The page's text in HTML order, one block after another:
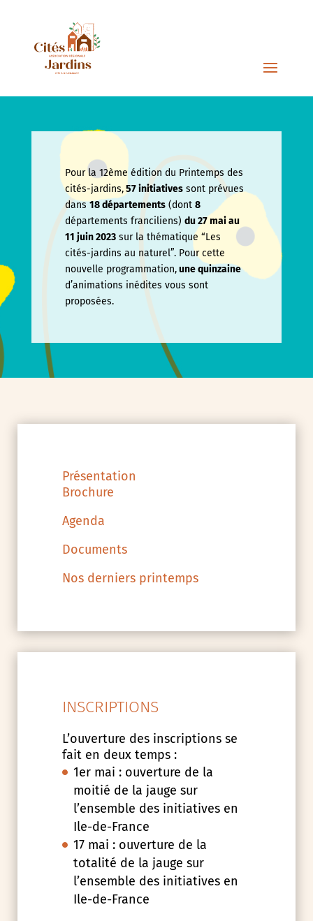
Pour la 12ème édition du Printemps des
cités-jardins,57 initiativessont prévues
dans18 départements(dont 8
départements franciliens) du 27 mai au
11 juin2023sur la thématique “Les
cités-jardins au naturel”. Pour cette
nouvelle programmation,une quinzaine
d’animations inédites vous sont
proposées.
Présentation
Brochure
Agenda
Documents
Nos derniers printemps
INSCRIPTIONS
L’ouverture des inscriptions se
fait en deux temps :
1er mai : ouverture de la
moitié de la jauge sur
l’ensemble des initiatives en
Ile-de-France
17 mai : ouverture de la
totalité de la jauge sur
l’ensemble des initiatives en
Ile-de-France